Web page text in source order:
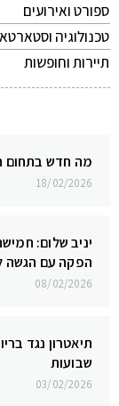
ספורט ואירועים
טכנולוגיה
תיירות וחופשות
מה חדש בתחום
18/02/2026
יניב שלום:
הפקה עם הגשה
08/02/2026
שבועות
03/02/2026